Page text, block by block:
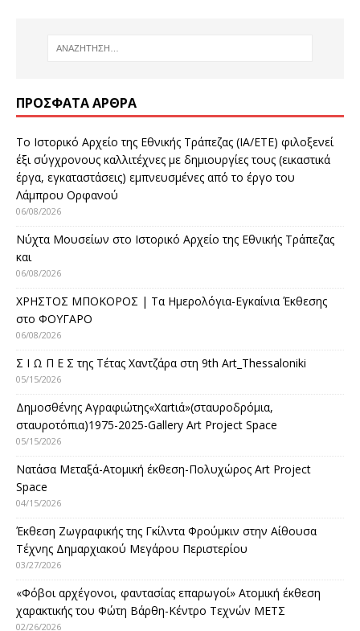
ΠΡΌΣΦΑΤΑ ΆΡΘΡΑ
Το Ιστορικό Αρχείο της Εθνικής Τράπεζας (ΙΑ/ΕΤΕ) φιλοξενεί
έξι σύγχρονους καλλιτέχνες με δημιουργίες τους (εικαστικά
έργα, εγκαταστάσεις) εμπνευσμένες από το έργο του
Λάμπρου Ορφανού
06/08/2026
Νύχτα Μουσείων στο Ιστορικό Αρχείο της Εθνικής Τράπεζας
και
06/08/2026
ΧΡΗΣΤΟΣ ΜΠΟΚΟΡΟΣ | Τα Ημερολόγια-Εγκαίνια Έκθεσης
στο ΦΟΥΓΑΡΟ
06/08/2026
Σ Ι Ω Π Ε Σ της Τέτας Χαντζάρα στη 9th Art_Thessaloniki
05/15/2026
Δημοσθένης Αγραφιώτης«Xαrtιά»(σταυροδρόμια,
σταυροτόπια)1975-2025-Gallery Art Project Space
05/15/2026
Νατάσα Μεταξά-Ατομική έκθεση-Πολυχώρος Art Project
Space
04/15/2026
Έκθεση Ζωγραφικής της Γκίλντα Φρούμκιν στην Αίθουσα
Τέχνης Δημαρχιακού Μεγάρου Περιστερίου
03/27/2026
«Φόβοι αρχέγονοι, φαντασίας επαρωγοί» Ατομική έκθεση
χαρακτικής του Φώτη Βάρθη-Κέντρο Τεχνών ΜΕΤΣ
02/26/2026